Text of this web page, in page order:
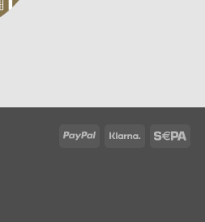
PayPal Klarna